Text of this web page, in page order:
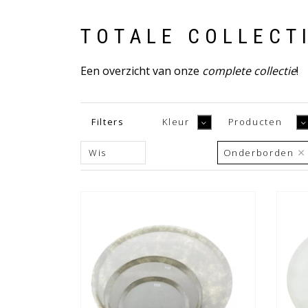
TOTALE
Een overzicht van onze complete collectie!
Filters
Wis
Kleur
grijs
Producten
Onderborden
Tafelvaasjes
Kaarsenglaasjes
Potten
Set vazen
Windlichten